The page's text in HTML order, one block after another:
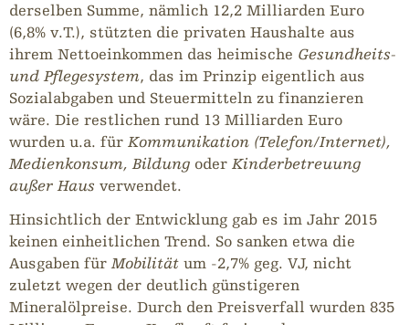
derselben Summe, nämlich 12,2 Milliarden Euro
(6,8% v.T.), stützten die privaten Haushalte aus
ihrem Nettoeinkommen das heimische Gesundheits-
und Pflegesystem, das im Prinzip eigentlich aus
Sozialabgaben und Steuermitteln zu finanzieren
wäre. Die restlichen rund 13 Milliarden Euro
wurden u.a. für Kommunikation (Telefon/Internet),
Medienkonsum, Bildung oder Kinderbetreuung
außer Haus verwendet.
Hinsichtlich der Entwicklung gab es im Jahr 2015
keinen einheitlichen Trend. So sanken etwa die
Ausgaben für Mobilität um -2,7% geg. VJ, nicht
zuletzt wegen der deutlich günstigeren
Mineralölpreise. Durch den Preisverfall wurden 835